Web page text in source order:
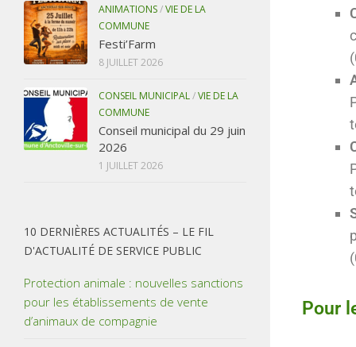
Pour
ANIMATIONS/VIE DE LA
COMMUNE
Festi’Farm
8 JUILLET 2026
CONSEIL MUNICIPAL/VIE DE LA
COMMUNE
Conseil municipal du 29 juin
2026
1 JUILLET 2026
10 DERNIÈRES ACTUALITÉS – LE FIL
D'ACTUALITÉ DE SERVICE PUBLIC
Protection animale : nouvelles sanctions
pour les établissements de vente
d’animaux de compagnie